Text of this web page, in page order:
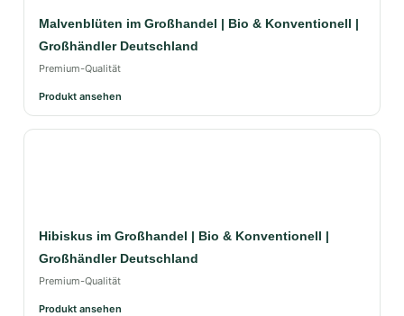
Malvenblüten im Großhandel | Bio & Konventionell |
Großhändler Deutschland
Premium-Qualität
Produkt ansehen
Hibiskus im Großhandel | Bio & Konventionell |
Großhändler Deutschland
Premium-Qualität
Produkt ansehen